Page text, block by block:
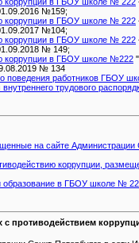
№159;
коррупции в ГБОУ школе № 222
№104;
коррупции в ГБОУ школе № 222
№ 149;
коррупции в ГБОУ школе №222
№ 134
поведения работников
трудового
на сайте Администрации
коррупции,
и образование в ГБОУ школе №
противодействием